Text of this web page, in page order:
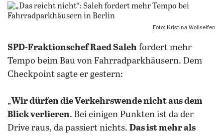
Foto: Kristina Wollseifen
SPD-Fraktionschef Raed Saleh fordert mehr
Tempo beim Bau von Fahrradparkhäusern. Dem
Checkpoint sagte er gestern:
„Wir dürfen die Verkehrswende nicht aus dem
Blick verlieren. Bei einigen Punkten ist da der
Drive raus, da passiert nichts. Das ist mehr als